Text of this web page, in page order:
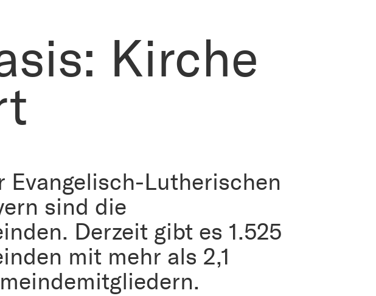
Kirche
Evangelisch-Lutherischen
sind die
Derzeit gibt es 1.525
mit mehr als 2,1